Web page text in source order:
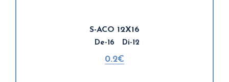
S-ACO 12X16
De-16 Di-12
0.2€